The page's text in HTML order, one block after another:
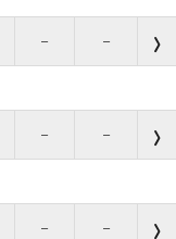
– –
– –
– –